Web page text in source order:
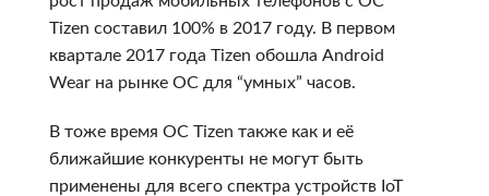
Tizen составил 100% в 2017 году. В первом
квартале 2017 года Tizen обошла Android
Wear на рынке ОС для “умных” часов.
В тоже время ОС Tizen также как и её
ближайшие конкуренты не могут быть
применены для всего спектра устройств IoT